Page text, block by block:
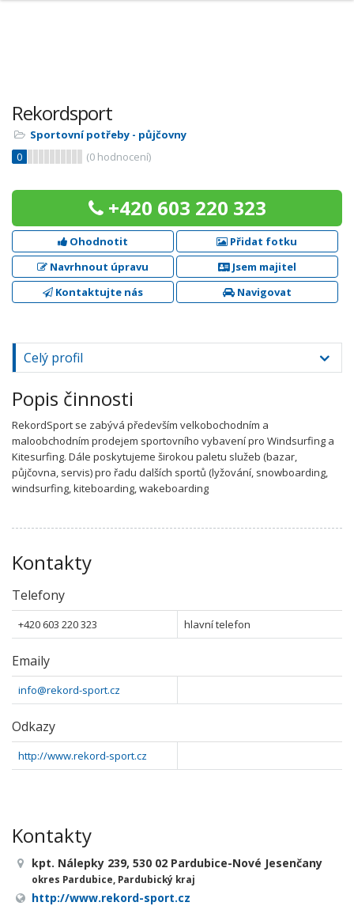
Rekordsport
Sportovní potřeby - půjčovny
0
(0 hodnocení)
+420 603 220 323
Ohodnotit
Přidat fotku
Navrhnout úpravu
Jsem majitel
Kontaktujte nás
Navigovat
Celý profil
Popis činnosti
RekordSport se zabývá především velkobochodním a
maloobchodním prodejem sportovního vybavení pro Windsurfing a
Kitesurfing. Dále poskytujeme širokou paletu služeb (bazar,
půjčovna, servis) pro řadu dalších sportů (lyžování, snowboarding,
windsurfing, kiteboarding, wakeboarding
Kontakty
Telefony
+420 603 220 323 hlavní telefon
Emaily
info@rekord-sport.cz
Odkazy
http://www.rekord-sport.cz
Kontakty
kpt. Nálepky 239, 530 02 Pardubice-Nové Jesenčany
okres Pardubice, Pardubický kraj
http://www.rekord-sport.cz